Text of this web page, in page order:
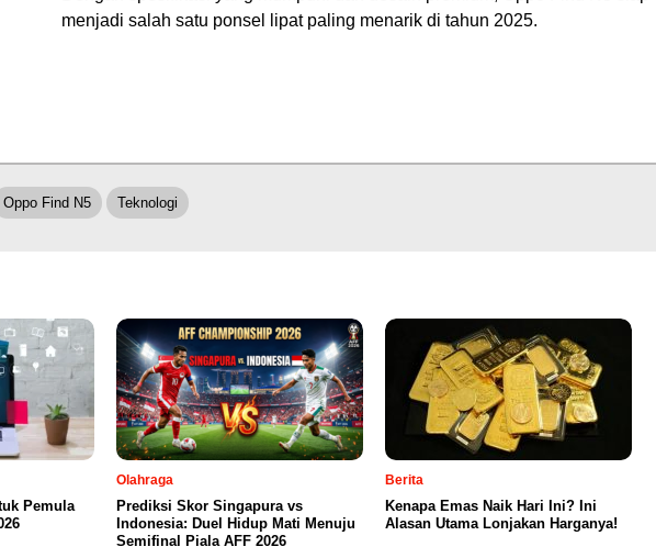
menjadi salah satu ponsel lipat paling menarik di tahun 2025.
Oppo Find N5 Teknologi
Pemula
Olahraga
Prediksi Skor Singapura vs
Indonesia: Duel Hidup Mati Menuju
Semifinal Piala AFF 2026
Berita
Kenapa Emas Naik Hari Ini? Ini
Alasan Utama Lonjakan Harganya!